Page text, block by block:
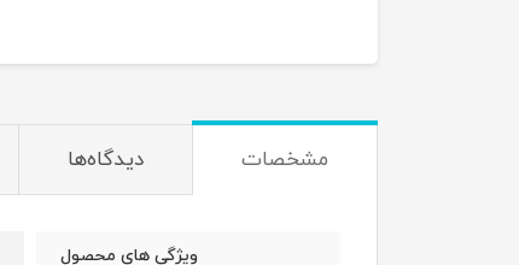
مشخصات دیدگاه‌ها
ویژگی های محصول